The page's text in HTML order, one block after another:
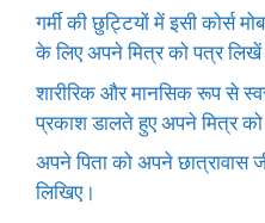
गर्मी की छुट्टियों में इसी कोर्स
के लिए अपने मित्र को पत्र
शारीरिक और मानसिक रूप से
प्रकाश डालते हुए अपने मित्र
अपने पिता को अपने छात्रावास
लिखिए।